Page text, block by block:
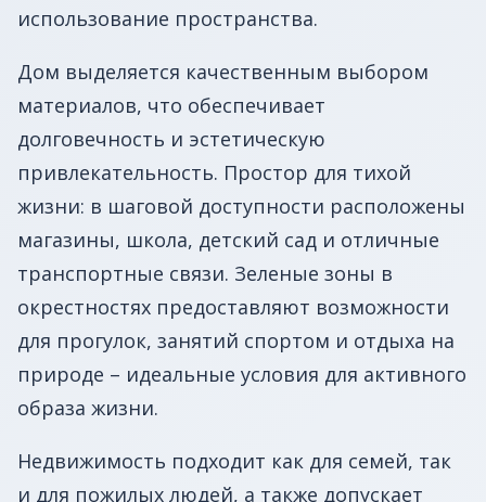
использование пространства.
Дом выделяется качественным выбором
материалов, что обеспечивает
долговечность и эстетическую
привлекательность. Простор для тихой
жизни: в шаговой доступности расположены
магазины, школа, детский сад и отличные
транспортные связи. Зеленые зоны в
окрестностях предоставляют возможности
для прогулок, занятий спортом и отдыха на
природе – идеальные условия для активного
образа жизни. ️
Недвижимость подходит как для семей, так
и для пожилых людей, а также допускает